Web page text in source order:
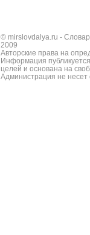
© mirslovdalya.ru -
2009
Авторские права на
Информация
целей и основана на
Администрация не несет